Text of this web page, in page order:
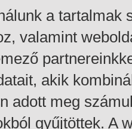
a tartalmak
valamint
akik
adott meg
gyűjtöttek. A